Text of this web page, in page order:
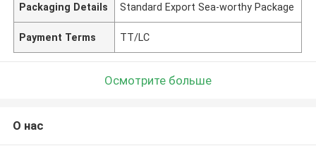
Packaging Details Standard Export Sea-worthy Package
Payment Terms TT/LC
Осмотрите больше
О нас